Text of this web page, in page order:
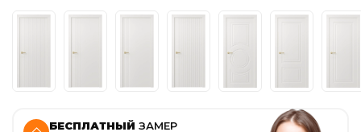
БЕСПЛАТНЫЙ ЗАМЕР